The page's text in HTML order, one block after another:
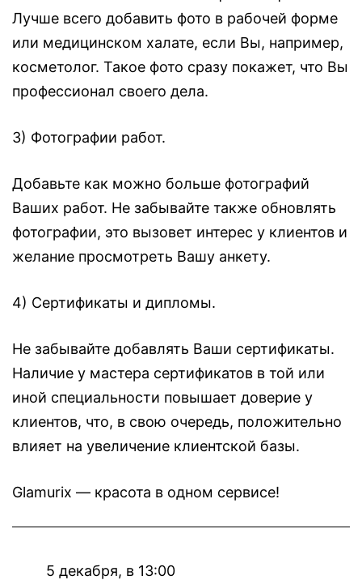
Лучше всего добавить фото в рабочей форме
или медицинском халате, если Вы, например,
косметолог. Такое фото сразу покажет, что Вы
профессионал своего дела.⠀
3) Фотографии работ.⠀
Добавьте как можно больше фотографий
Ваших работ. Не забывайте также обновлять
фотографии, это вызовет интерес у клиентов и
желание просмотреть Вашу анкету.⠀
4) Сертификаты и дипломы.⠀
Не забывайте добавлять Ваши сертификаты.
Наличие у мастера сертификатов в той или
иной специальности повышает доверие у
клиентов, что, в свою очередь, положительно
влияет на увеличение клиентской базы. ⠀
Glamurix — красота в одном сервисе!
5 декабря, в 13:00